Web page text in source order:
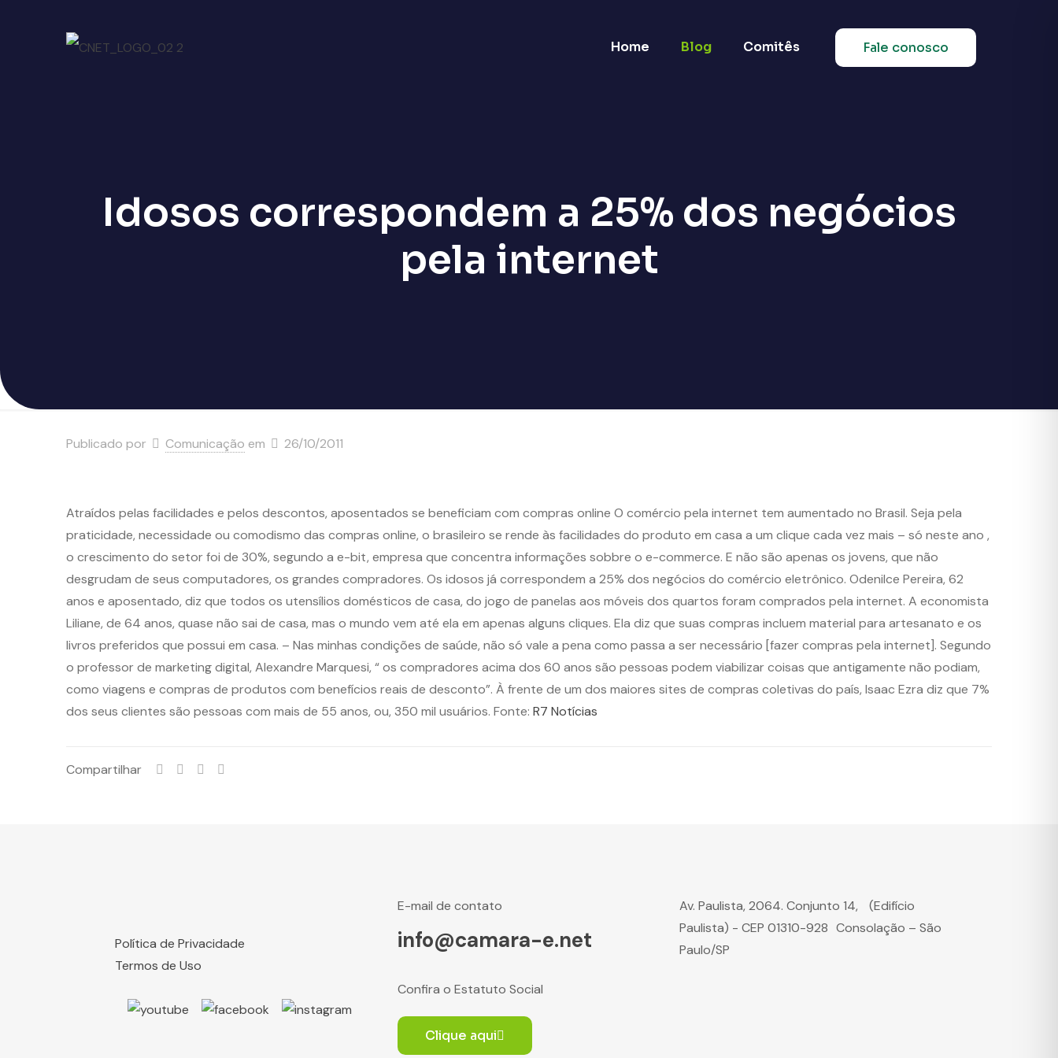
Home Blog Comitês Fale conosco
Idosos correspondem a 25% dos negócios
pela internet
Publicado por Comunicação em 26/10/2011
Atraídos pelas facilidades e pelos descontos, aposentados se beneficiam com compras online O comércio pela internet tem aumentado no Brasil. Seja pela
praticidade, necessidade ou comodismo das compras online, o brasileiro se rende às facilidades do produto em casa a um clique cada vez mais – só neste ano ,
o crescimento do setor foi de 30%, segundo a e-bit, empresa que concentra informações sobbre o e-commerce. E não são apenas os jovens, que não
desgrudam de seus computadores, os grandes compradores. Os idosos já correspondem a 25% dos negócios do comércio eletrônico. Odenilce Pereira, 62
anos e aposentado, diz que todos os utensílios domésticos de casa, do jogo de panelas aos móveis dos quartos foram comprados pela internet. A economista
Liliane, de 64 anos, quase não sai de casa, mas o mundo vem até ela em apenas alguns cliques. Ela diz que suas compras incluem material para artesanato e os
livros preferidos que possui em casa. – Nas minhas condições de saúde, não só vale a pena como passa a ser necessário [fazer compras pela internet]. Segundo
o professor de marketing digital, Alexandre Marquesi, “ os compradores acima dos 60 anos são pessoas podem viabilizar coisas que antigamente não podiam,
como viagens e compras de produtos com benefícios reais de desconto”. À frente de um dos maiores sites de compras coletivas do país, Isaac Ezra diz que 7%
dos seus clientes são pessoas com mais de 55 anos, ou, 350 mil usuários. Fonte: R7 Notícias
Compartilhar
Política de Privacidade
Termos de Uso
E-mail de contato
info@camara-e.net
Confira o Estatuto Social
Clique aqui
Av. Paulista, 2064. Conjunto 14, (Edifício
Paulista) - CEP 01310-928 Consolação – São
Paulo/SP